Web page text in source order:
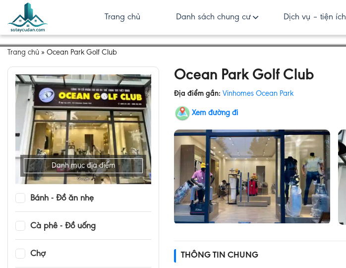
Trang chủ Danh sách chung cư Dịch vụ – tiện ích
Trang chủ » Ocean Park Golf Club
Danh mục địa điểm
Bánh - Đồ ăn nhẹ
Cà phê - Đồ uống
Chợ
Ocean Park Golf Club
Địa điểm gần: Vinhomes Ocean Park
Xem đường đi
THÔNG TIN CHUNG